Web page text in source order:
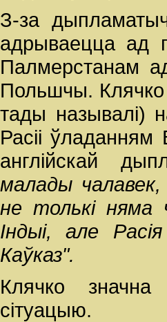
З-за
адрываецца ад
Палмерстанам
Польшчы. Клячко
тады называлі)
Расіі ўладанням
англійскай
малады
не толькі няма
Індыі, але
Каўказ".
Клячко значна
сітуацыю.